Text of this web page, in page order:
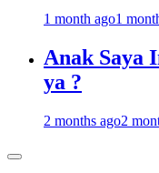
1 month ago1
Anak Saya
ya ?
2 months ago2